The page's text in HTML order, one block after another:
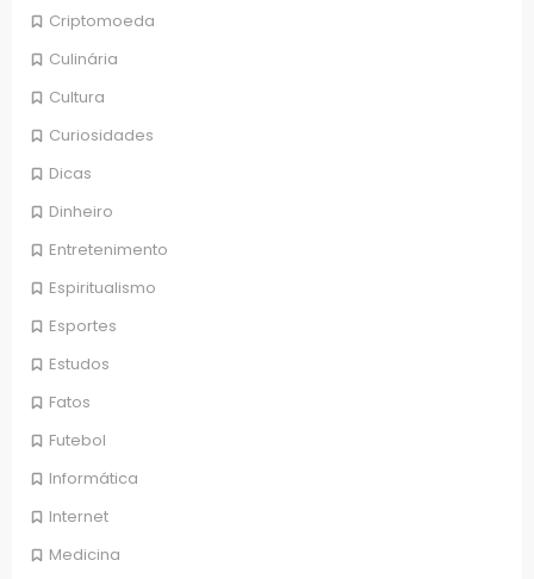
Criptomoeda
Culinária
Cultura
Curiosidades
Dicas
Dinheiro
Entretenimento
Espiritualismo
Esportes
Estudos
Fatos
Futebol
Informática
Internet
Medicina